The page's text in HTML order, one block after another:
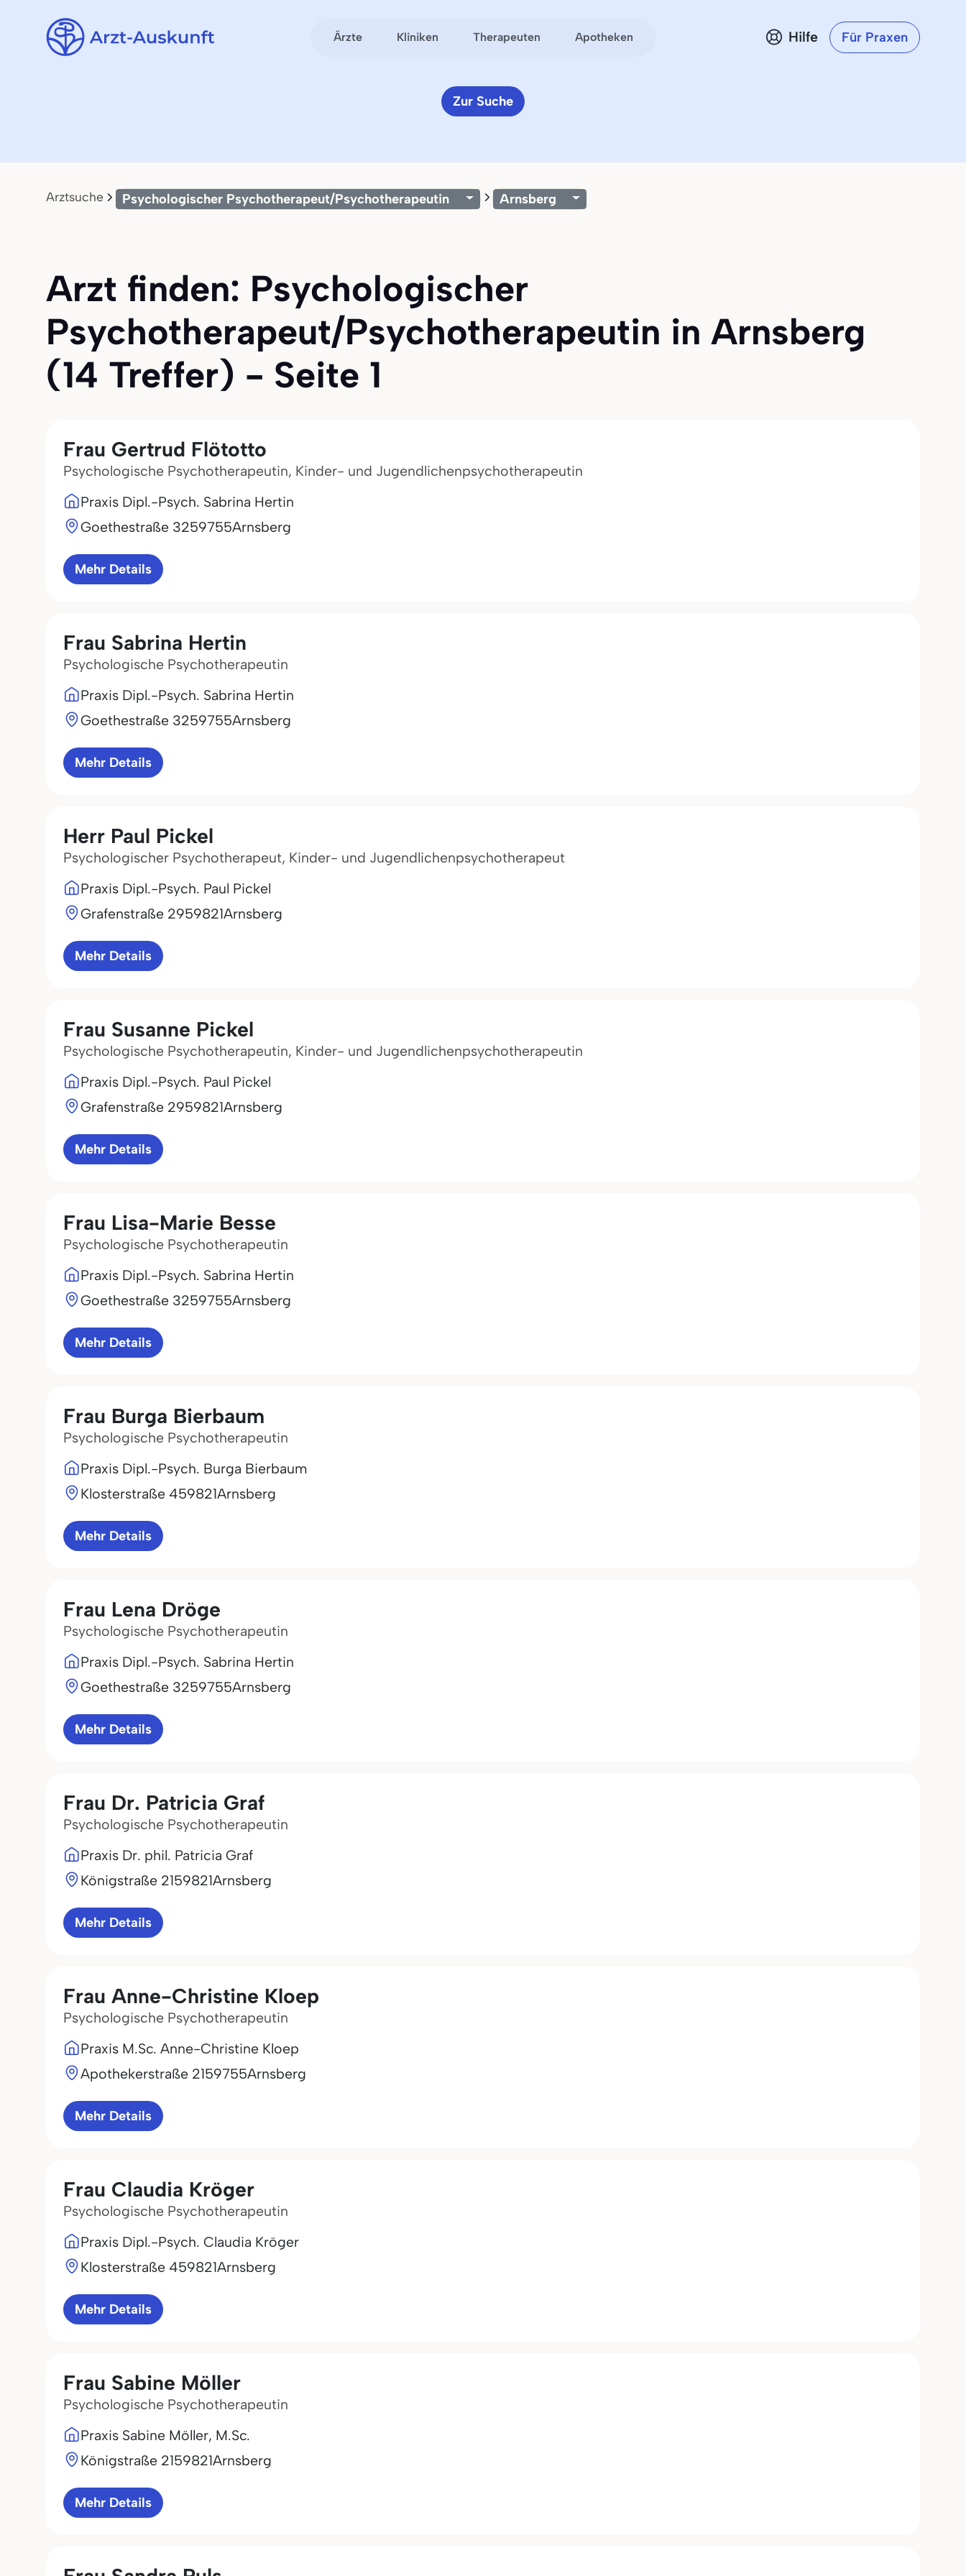
Ärzte Kliniken Therapeuten Apotheken Hilfe Für Praxen
Zur Suche
Arztsuche Psychologischer Psychotherapeut/Psychotherapeutin Arnsberg
Arzt finden: Psychologischer
Psychotherapeut/Psychotherapeutin in Arnsberg
(14 Treffer) - Seite 1
Frau Gertrud Flötotto
Psychologische Psychotherapeutin, Kinder- und Jugendlichenpsychotherapeutin
Praxis Dipl.-Psych. Sabrina Hertin
Goethestraße 3259755Arnsberg
Mehr Details
Frau Sabrina Hertin
Psychologische Psychotherapeutin
Praxis Dipl.-Psych. Sabrina Hertin
Goethestraße 3259755Arnsberg
Mehr Details
Herr Paul Pickel
Psychologischer Psychotherapeut, Kinder- und Jugendlichenpsychotherapeut
Praxis Dipl.-Psych. Paul Pickel
Grafenstraße 2959821Arnsberg
Mehr Details
Frau Susanne Pickel
Psychologische Psychotherapeutin, Kinder- und Jugendlichenpsychotherapeutin
Praxis Dipl.-Psych. Paul Pickel
Grafenstraße 2959821Arnsberg
Mehr Details
Frau Lisa-Marie Besse
Psychologische Psychotherapeutin
Praxis Dipl.-Psych. Sabrina Hertin
Goethestraße 3259755Arnsberg
Mehr Details
Frau Burga Bierbaum
Psychologische Psychotherapeutin
Praxis Dipl.-Psych. Burga Bierbaum
Klosterstraße 459821Arnsberg
Mehr Details
Frau Lena Dröge
Psychologische Psychotherapeutin
Praxis Dipl.-Psych. Sabrina Hertin
Goethestraße 3259755Arnsberg
Mehr Details
Frau Dr. Patricia Graf
Psychologische Psychotherapeutin
Praxis Dr. phil. Patricia Graf
Königstraße 2159821Arnsberg
Mehr Details
Frau Anne-Christine Kloep
Psychologische Psychotherapeutin
Praxis M.Sc. Anne-Christine Kloep
Apothekerstraße 2159755Arnsberg
Mehr Details
Frau Claudia Kröger
Psychologische Psychotherapeutin
Praxis Dipl.-Psych. Claudia Kröger
Klosterstraße 459821Arnsberg
Mehr Details
Frau Sabine Möller
Psychologische Psychotherapeutin
Praxis Sabine Möller, M.Sc.
Königstraße 2159821Arnsberg
Mehr Details